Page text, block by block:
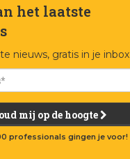
het laatste
nieuws, gratis in je inbox
mij op de hoogte
professionals gingen je voor!